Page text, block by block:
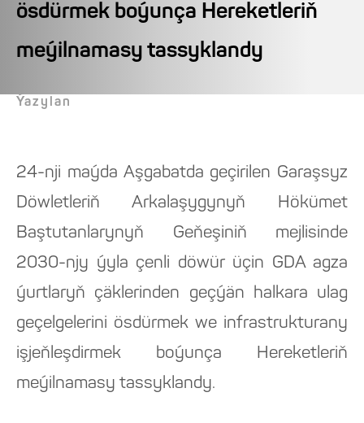
ösdürmek boýunça Hereketleriň
meýilnamasy tassyklandy
Ýazylan
24-nji maýda Aşgabatda geçirilen Garaşsyz
Döwletleriň Arkalaşygynyň Hökümet
Baştutanlarynyň Geňeşiniň mejlisinde
2030-njy ýyla çenli döwür üçin GDA agza
ýurtlaryň çäklerinden geçýän halkara ulag
geçelgelerini ösdürmek we infrastrukturany
işjeňleşdirmek boýunça Hereketleriň
meýilnamasy tassyklandy.